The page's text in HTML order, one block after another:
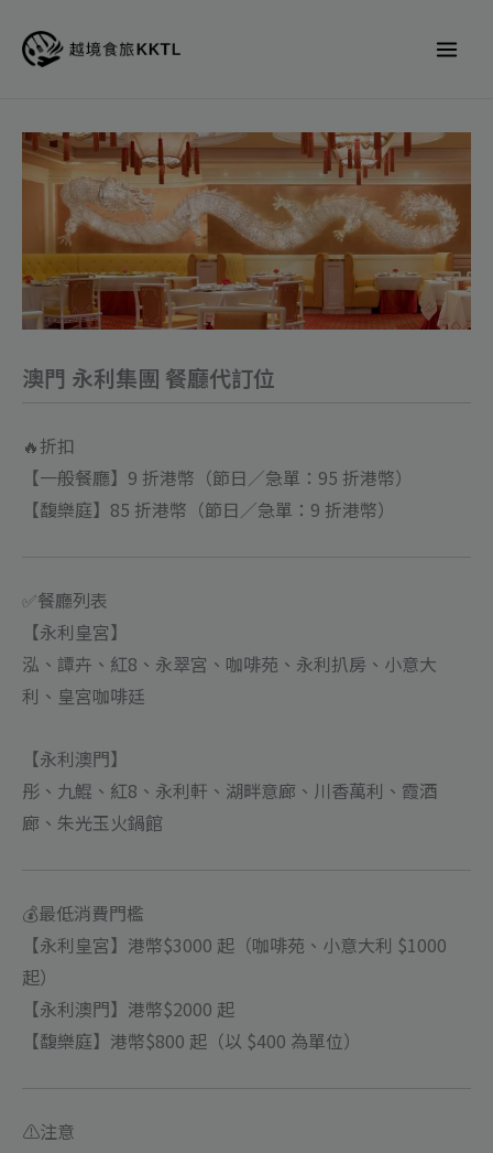
澳門 永利集團 餐廳代訂位
🔥折扣
【一般餐廳】9 折港幣（節日／急單：95 折港幣）
【馥樂庭】85 折港幣（節日／急單：9 折港幣）
✅餐廳列表
【永利皇宮】
泓、譚卉、紅8、永翠宮、咖啡苑、永利扒房、小意大
利、皇宮咖啡廷
【永利澳門】
彤、九鯤、紅8、永利軒、湖畔意廊、川香萬利、霞酒
廊、朱光玉火鍋館
💰最低消費門檻
【永利皇宮】港幣$3000 起（咖啡苑、小意大利 $1000
起）
【永利澳門】港幣$2000 起
【馥樂庭】港幣$800 起（以 $400 為單位）
⚠️注意
澳
門
永
利
集
團
餐
廳
位
數